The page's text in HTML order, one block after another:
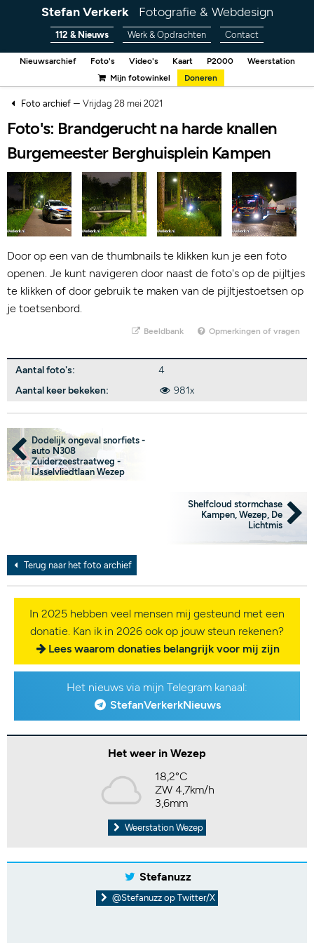
Stefan Verkerk Fotografie & Webdesign
112 & Nieuws Werk & Opdrachten Contact
Nieuwsarchief Foto's Video's Kaart P2000
Weerstation
Mijn fotowinkel
Doneren
Foto archief– Vrijdag 28 mei 2021
Foto's: Brandgerucht na harde knallen
Burgemeester Berghuisplein Kampen
Door op een van de thumbnails te klikken kun je een foto
openen. Je kunt navigeren door naast de foto's op de pijltjes
te klikken of door gebruik te maken van de pijltjestoetsen op
je toetsenbord.
Beeldbank Opmerkingen of vragen
Aantal foto's:
4
Aantal keer bekeken:
981x
Dodelijk ongeval snorfiets -
auto N308
Zuiderzeestraatweg -
IJsselvliedtlaan Wezep
Shelfcloud stormchase
Kampen, Wezep, De
Lichtmis
Terug naar het foto archief
In 2025 hebben veel mensen mij gesteund met een
donatie. Kan ik in 2026 ook op jouw steun rekenen?
Lees waarom donaties belangrijk voor mij zijn
Het nieuws via mijn Telegram kanaal:
StefanVerkerkNieuws
Het weer in Wezep
18,2°C
ZW 4,7km/h
3,6mm
Weerstation Wezep
Stefanuzz
@Stefanuzz op Twitter/X